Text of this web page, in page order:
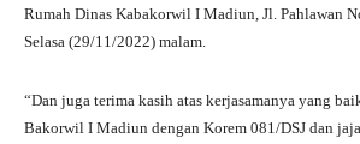
Rumah Dinas Kabakorwil I Madiun, Jl. Pahlawan
Selasa (29/11/2022) malam.
“Dan juga terima kasih atas kerjasamanya yang
Bakorwil I Madiun dengan Korem 081/DSJ dan